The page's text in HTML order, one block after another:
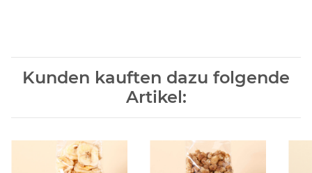
Kunden kauften dazu folgende
Artikel: